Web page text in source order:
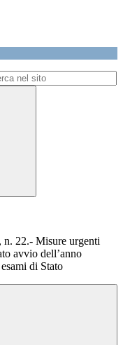
22.- Misure urgenti
avvio dell’anno
di Stato